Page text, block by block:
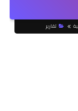
تقارير